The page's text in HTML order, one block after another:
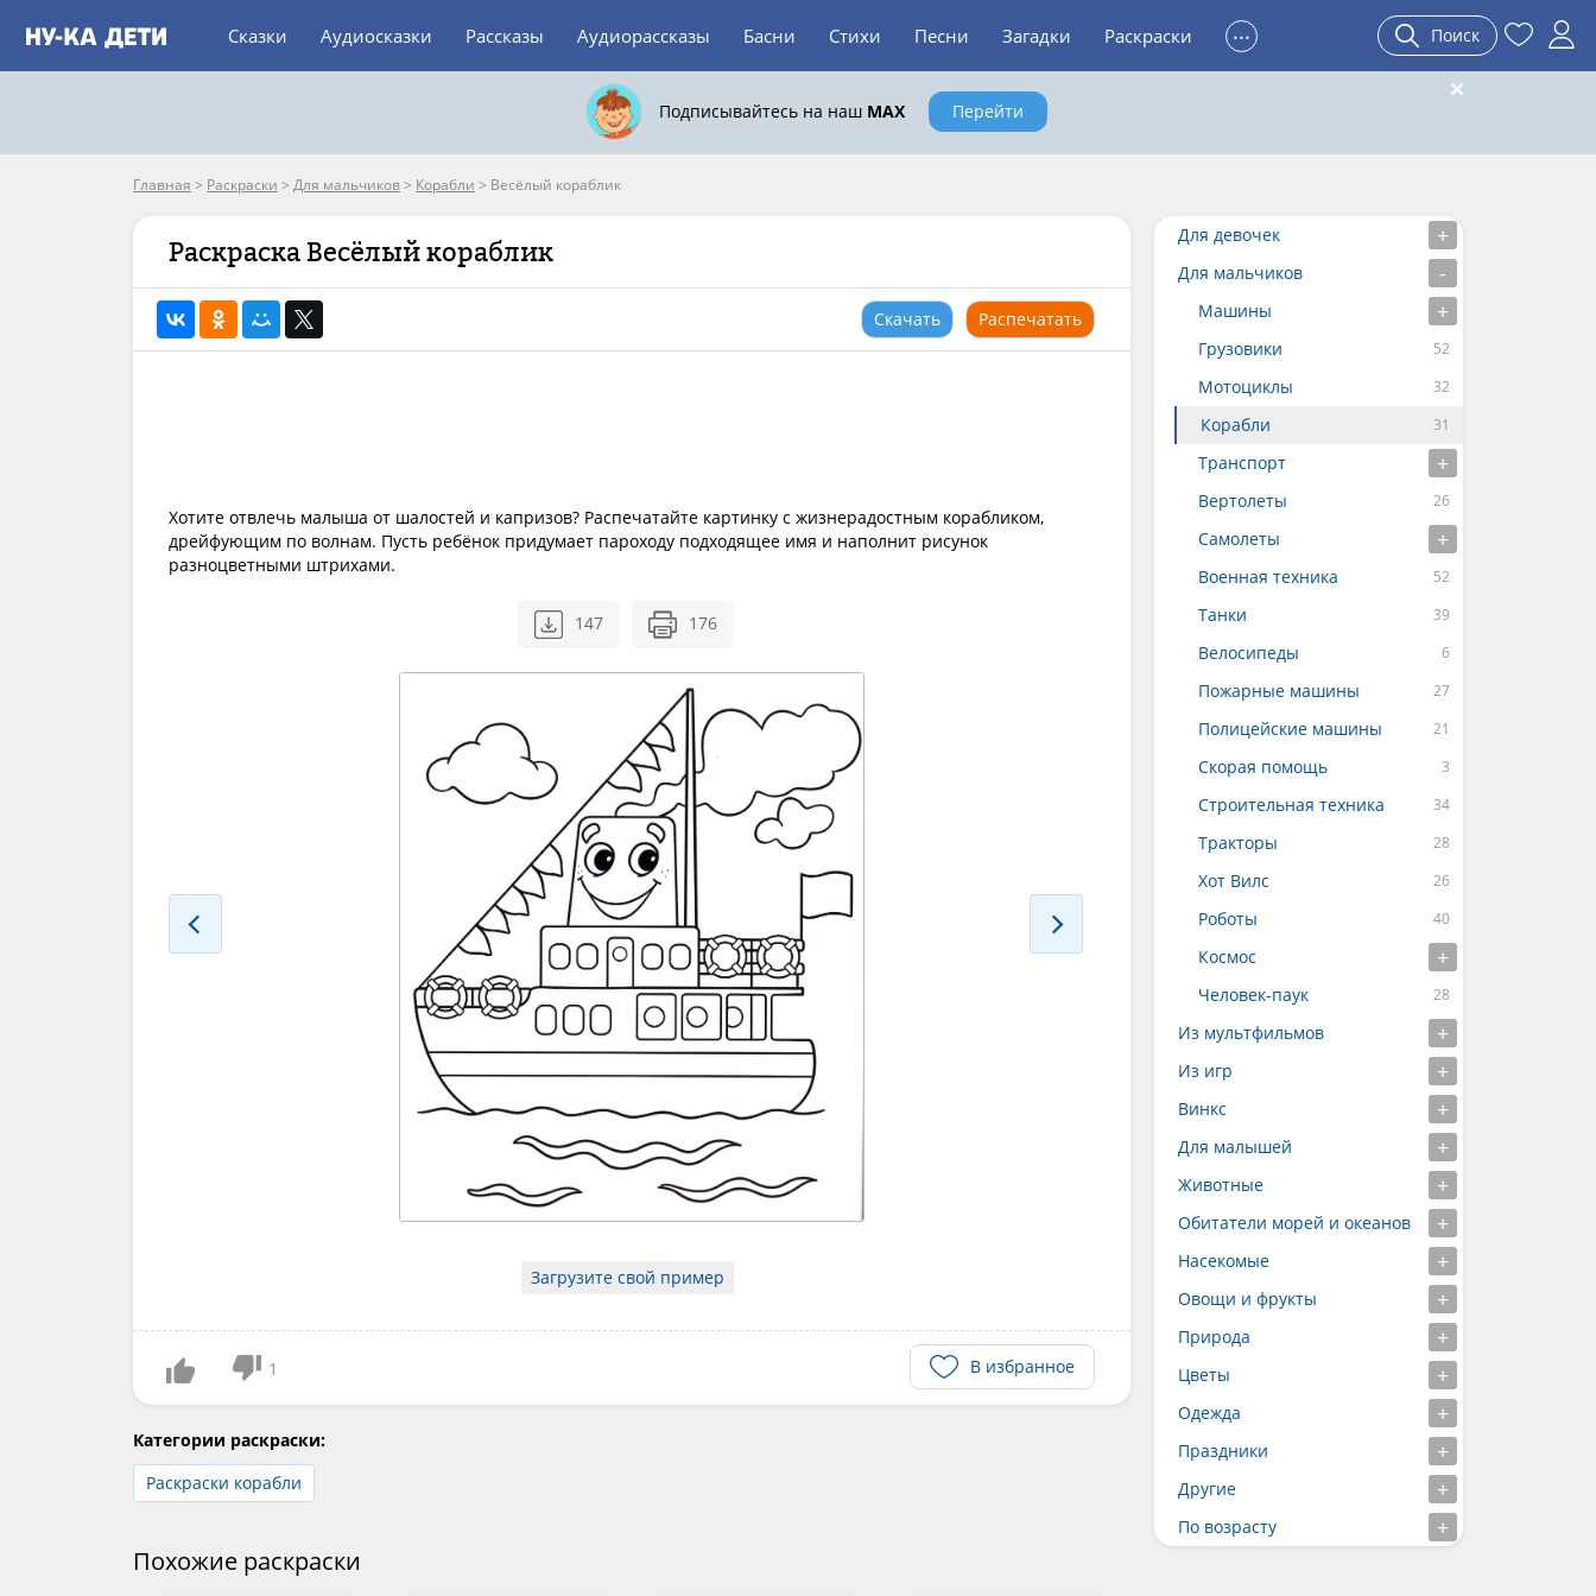
Сказки Аудиосказки Рассказы Аудиорассказы Басни Стихи Песни Загадки Раскраски ... Поиск
Подписывайтесь на наш MAX Перейти
Главная > Раскраски > Для мальчиков> Корабли > Весёлый кораблик
Раскраска Весёлый кораблик
Скачать Распечатать
Хотите отвлечь малыша от шалостей и капризов? Распечатайте картинку с жизнерадостным корабликом,
дрейфующим по волнам. Пусть ребёнок придумает пароходу подходящее имя и наполнит рисунок
разноцветными штрихами.
147 176
Загрузите свой пример
1 В избранное
Категории раскраски:
Раскраски корабли
Похожие раскраски
Для девочек
Для мальчиков
Машины
Грузовики
Мотоциклы
Корабли
Транспорт
Вертолеты
Самолеты
Военная техника
Танки
Велосипеды
Пожарные машины
Полицейские машины
Скорая помощь
Строительная техника
Тракторы
Хот Вилс
Роботы
Космос
Человек-паук
Из мультфильмов
Из игр
Винкс
Для малышей
Животные
Обитатели морей и океанов
Насекомые
Овощи и фрукты
Природа
Цветы
Одежда
Праздники
Другие
По возрасту